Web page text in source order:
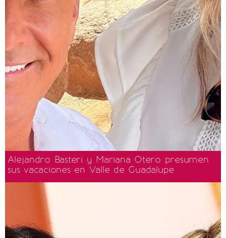
Alejandro Basteri y Mariana Otero presumen
sus vacaciones en Valle de Guadalupe